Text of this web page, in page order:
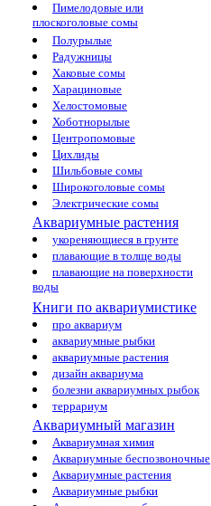
Пимелодовые или
плоскоголовые сомы
Полурылые
Радужницы
Хаковые сомы
Харациновые
Хелостомовые
Хоботнорылые
Центропомовые
Цихлиды
Шильбовые сомы
Широкоголовые сомы
Электрические сомы
Аквариумные растения
укореняющиеся в грунте
плавающие в толще воды
плавающие на поверхности
воды
Книги по аквариумистике
про аквариум
аквариумные рыбки
аквариумные растения
дизайн аквариума
болезни аквариумных рыбок
террариум
Аквариумный магазин
Аквариумная химия
Аквариумные беспозвоночные
Аквариумные растения
Аквариумные рыбки